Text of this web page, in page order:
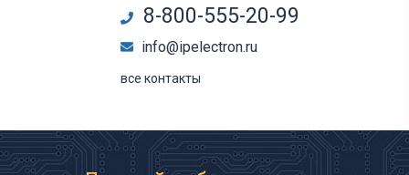
8-800-555-20-99
info@ipelectron.ru
все контакты